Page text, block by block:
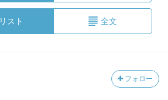
リスト 全文
フォロー